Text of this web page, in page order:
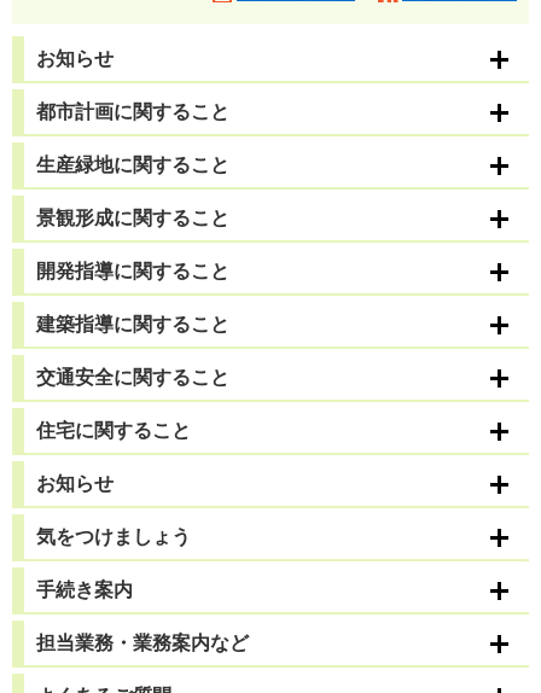
お知らせ
都市計画に関すること
生産緑地に関すること
景観形成に関すること
開発指導に関すること
建築指導に関すること
交通安全に関すること
住宅に関すること
お知らせ
気をつけましょう
手続き案内
担当業務・業務案内など